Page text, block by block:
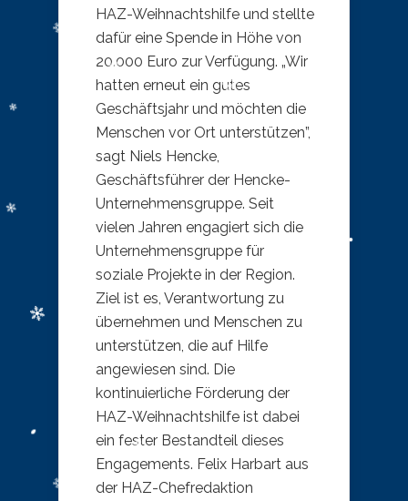
HAZ-Weihnachtshilfe und stellte
dafür eine Spende in Höhe von
20.000 Euro zur Verfügung. „Wir
hatten erneut ein gutes
Geschäftsjahr und möchten die
Menschen vor Ort unterstützen”,
sagt Niels Hencke,
Geschäftsführer der Hencke-
Unternehmensgruppe. Seit
vielen Jahren engagiert sich die
Unternehmensgruppe für
soziale Projekte in der Region.
Ziel ist es, Verantwortung zu
übernehmen und Menschen zu
unterstützen, die auf Hilfe
angewiesen sind. Die
kontinuierliche Förderung der
HAZ-Weihnachtshilfe ist dabei
ein fester Bestandteil dieses
Engagements. Felix Harbart aus
der HAZ-Chefredaktion